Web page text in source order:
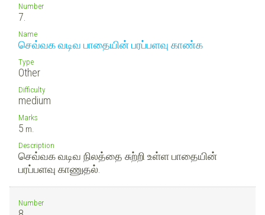
Number
7.
Name
செவ்வக வடிவ பாதையின் பரப்பளவு காண்க
Type
Other
Difficulty
medium
Marks
5 m.
Description
செவ்வக வடிவ நிலத்தை சுற்றி உள்ள பாதையின்
பரப்பளவு காணுதல்.
Number